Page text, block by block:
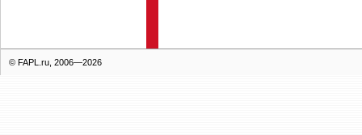
© FAPL.ru, 2006—2026